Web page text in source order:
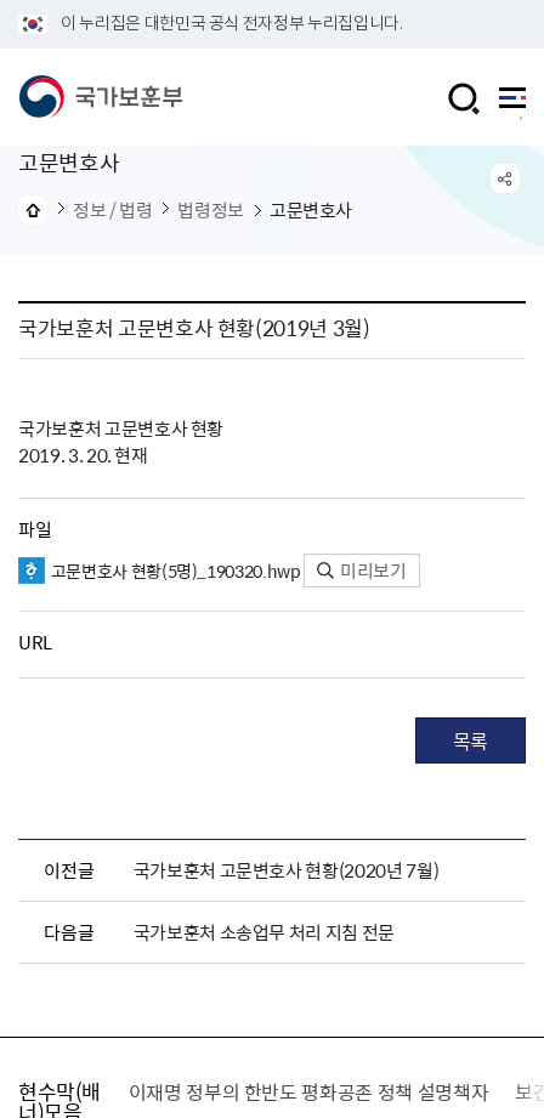
이 누리집은 대한민국 공식 전자정부 누리집입니다.
고문변호사
정보 / 법령 법령정보 고문변호사
국가보훈처 고문변호사 현황(2019년 3월)
국가보훈처 고문변호사 현황
2019. 3. 20. 현재
파일
고문변호사 현황(5명)_190320.hwp 미리보기
URL
목록
이전글 국가보훈처 고문변호사 현황(2020년 7월)
다음글 국가보훈처 소송업무 처리 지침 전문
현수막(배
너)모음
찾습니다 이재명 정부의 한반도 평화공존 정책 설명책자 보